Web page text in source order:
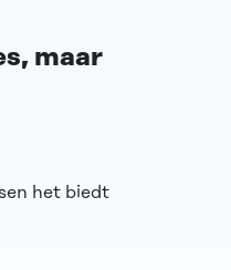
maar
het biedt